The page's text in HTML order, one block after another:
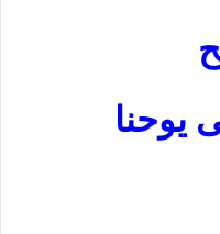
يوحنا